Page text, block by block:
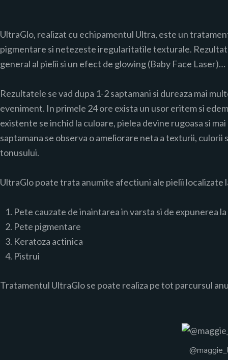
UltraGlo, realizat cu echipamentul Ultra, este un
pigmentare si netezeste iregularitatile texturale.
general al pielii si un efect de glowing (Baby Face Laser)…
Rezultatele se vad dupa 1-2 saptamani si dureaza mai
eveniment. In primele 24 ore exista un usor eritem si
existente se inchid la culoare, pielea devine rugoasa si
saptamana se observa o ameliorare neta a texturii,
tonusului.
UltraGlo poate trata anumite afectiuni ale pielii
Pete cauzate de inaintarea in varsta si de expunerea
Pete pigmentare
Keratoza actinica
Pistrui
Tratamentul UltraGlo se poate realiza pe tot parcursul